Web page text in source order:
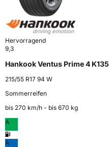
Hervorragend
9,3
Hankook Ventus Prime 4 K135
215/55 R17 94 W
Sommerreifen
bis 270 km⁠/⁠h - bis 670 kg
A
A